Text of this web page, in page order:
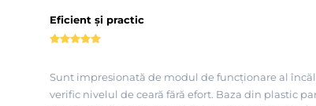
Eficient și practic
Sunt impresionată de modul de funcționare al
verific nivelul de ceară fără efort. Baza din plastic